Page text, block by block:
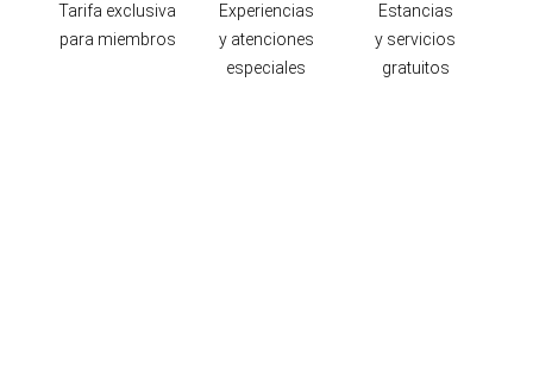
Tarifa exclusiva
para miembros
Experiencias
y atenciones
especiales
Estancias
y servicios
gratuitos